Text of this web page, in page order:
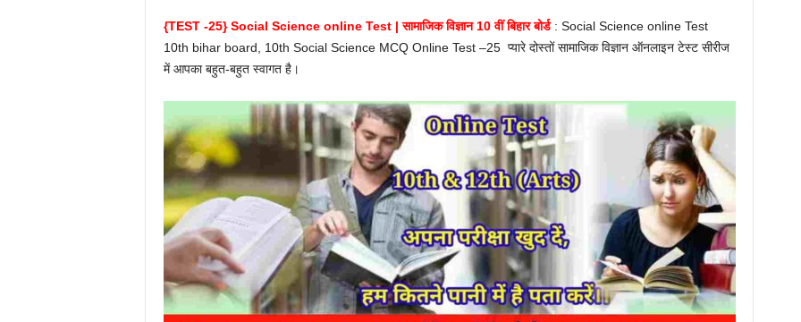
{TEST -25} Social Science online Test | सामाजिक विज्ञान 10 वीं बिहार बोर्ड : Social Science online Test
10th bihar board, 10th Social Science MCQ Online Test –25 प्यारे दोस्तों सामाजिक विज्ञान ऑनलाइन टेस्ट सीरीज
में आपका बहुत-बहुत स्वागत है।